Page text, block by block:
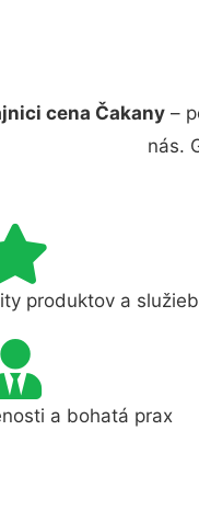
cena Čakany –
nás.
produktov a služieb
a bohatá prax